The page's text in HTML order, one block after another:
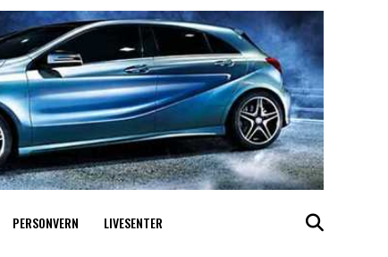
PERSONVERN LIVESENTER